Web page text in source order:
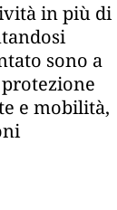
in più di
sono a
e mobilità,